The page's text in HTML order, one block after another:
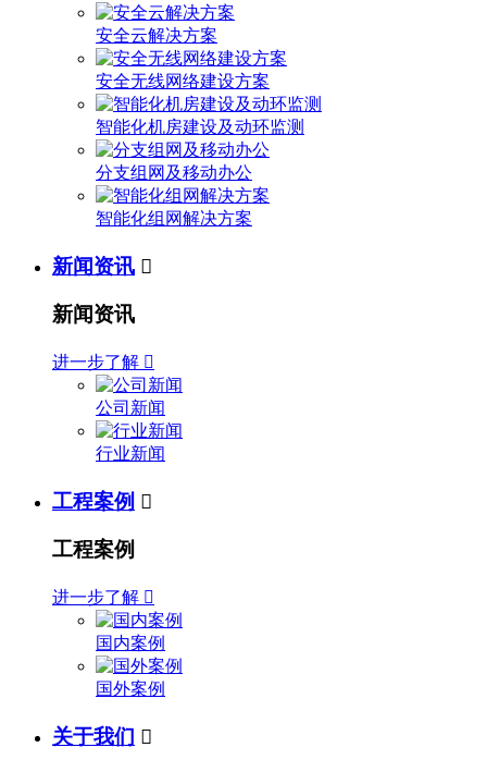
安全云解决方案
安全无线网络建设方案
智能化机房建设及动环监测
分支组网及移动办公
智能化组网解决方案
新闻资讯 
新闻资讯
进一步了解 
公司新闻
行业新闻
工程案例 
工程案例
进一步了解 
国内案例
国外案例
关于我们 